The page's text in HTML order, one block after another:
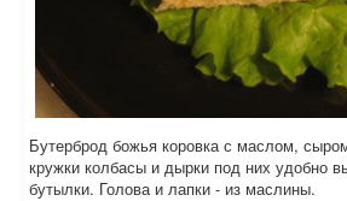
Бутерброд божья коровка с маслом,
кружки колбасы и дырки под них удобно
бутылки. Голова и лапки - из маслины.